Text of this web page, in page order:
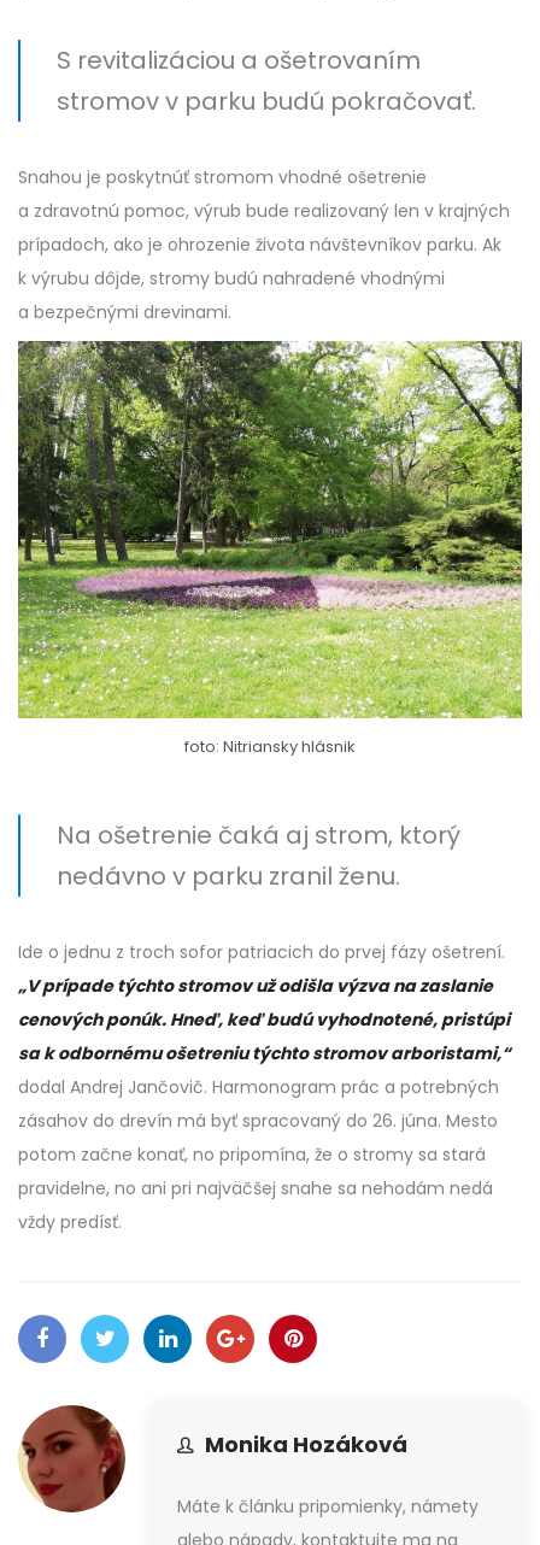
S revitalizáciou a ošetrovaním
stromov v parku budú pokračovať.
Snahou je poskytnúť stromom vhodné ošetrenie
a zdravotnú pomoc, výrub bude realizovaný len v krajných
prípadoch, ako je ohrozenie života návštevníkov parku. Ak
k výrubu dôjde, stromy budú nahradené vhodnými
a bezpečnými drevinami.
foto: Nitriansky hlásnik
Na ošetrenie čaká aj strom, ktorý
nedávno v parku zranil ženu.
Ide o jednu z troch sofor patriacich do prvej fázy ošetrení.
„V prípade týchto stromov už odišla výzva na zaslanie
cenových ponúk. Hneď, keď budú vyhodnotené, pristúpi
sa k odbornému ošetreniu týchto stromov arboristami,“
dodal Andrej Jančovič. Harmonogram prác a potrebných
zásahov do drevín má byť spracovaný do 26. júna. Mesto
potom začne konať, no pripomína, že o stromy sa stará
pravidelne, no ani pri najväčšej snahe sa nehodám nedá
vždy predísť.
Monika Hozáková
Máte k článku pripomienky, námety